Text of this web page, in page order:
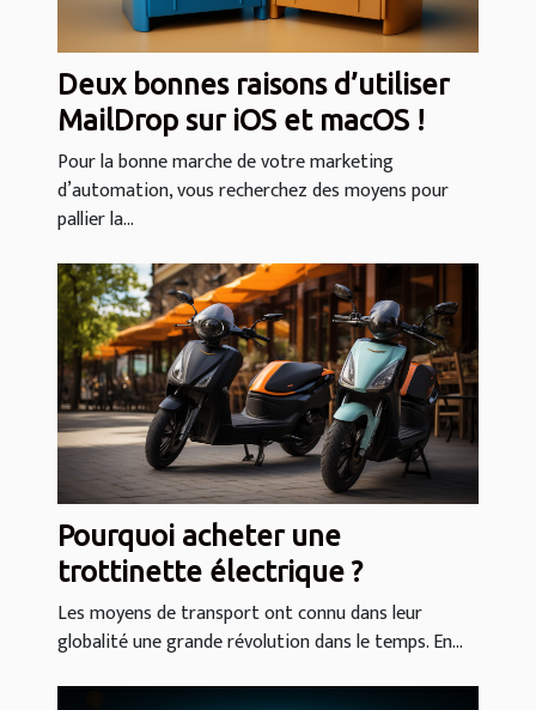
Deux bonnes raisons d’utiliser
MailDrop sur iOS et macOS !
Pour la bonne marche de votre marketing
d’automation, vous recherchez des moyens pour
pallier la...
Pourquoi acheter une
trottinette électrique ?
Les moyens de transport ont connu dans leur
globalité une grande révolution dans le temps. En...